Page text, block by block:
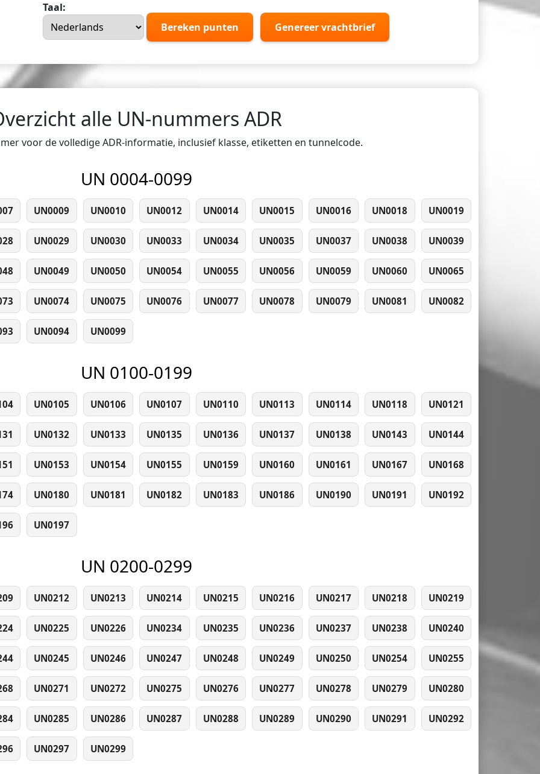
Taal:
Bereken punten
Genereer vrachtbrief
alle UN-nummers ADR
voor de volledige ADR-informatie, inclusief klasse, etiketten en tunnelcode.
UN 0004-0099
UN0009 UN0010 UN0012 UN0014 UN0015 UN0016 UN0018 UN0019
UN0029 UN0030 UN0033 UN0034 UN0035 UN0037 UN0038 UN0039
UN0049 UN0050 UN0054 UN0055 UN0056 UN0059 UN0060 UN0065
UN0074 UN0075 UN0076 UN0077 UN0078 UN0079 UN0081 UN0082
UN0094 UN0099
UN 0100-0199
UN0105 UN0106 UN0107 UN0110 UN0113 UN0114 UN0118 UN0121
UN0132 UN0133 UN0135 UN0136 UN0137 UN0138 UN0143 UN0144
UN0153 UN0154 UN0155 UN0159 UN0160 UN0161 UN0167 UN0168
UN0180 UN0181 UN0182 UN0183 UN0186 UN0190 UN0191 UN0192
UN0197
UN 0200-0299
UN0212 UN0213 UN0214 UN0215 UN0216 UN0217 UN0218 UN0219
UN0225 UN0226 UN0234 UN0235 UN0236 UN0237 UN0238 UN0240
UN0245 UN0246 UN0247 UN0248 UN0249 UN0250 UN0254 UN0255
UN0271 UN0272 UN0275 UN0276 UN0277 UN0278 UN0279 UN0280
UN0285 UN0286 UN0287 UN0288 UN0289 UN0290 UN0291 UN0292
UN0297 UN0299